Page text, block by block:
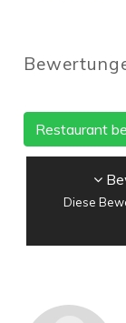
Restaurant
Diese